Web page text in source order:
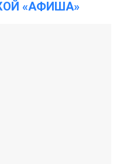
«АФИША»